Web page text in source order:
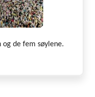
og de fem søylene.